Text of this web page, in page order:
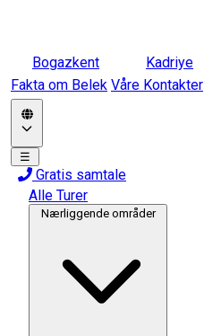
Bogazkent Kadriye
Fakta om Belek Våre Kontakter
☰
Gratis samtale
Alle Turer
Nærliggende områder